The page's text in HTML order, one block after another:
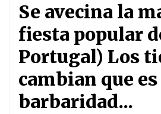
Se avecina la
fiesta popular
Portugal) Los
cambian que
barbaridad...